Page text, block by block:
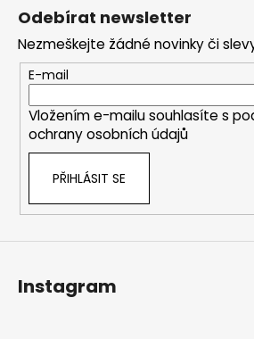
Odebírat newsletter
Nezmeškejte žádné novinky či
E-mail
Vložením e-mailu souhlasíte s
ochrany osobních údajů
PŘIHLÁSIT SE
Instagram